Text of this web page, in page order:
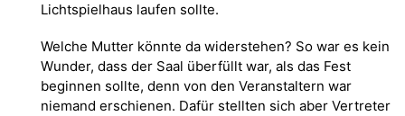
Lichtspielhaus laufen sollte.
Welche Mutter könnte da widerstehen? So war es kein
Wunder, dass der Saal überfüllt war, als das Fest
beginnen sollte, denn von den Veranstaltern war
niemand erschienen. Dafür stellten sich aber Vertreter